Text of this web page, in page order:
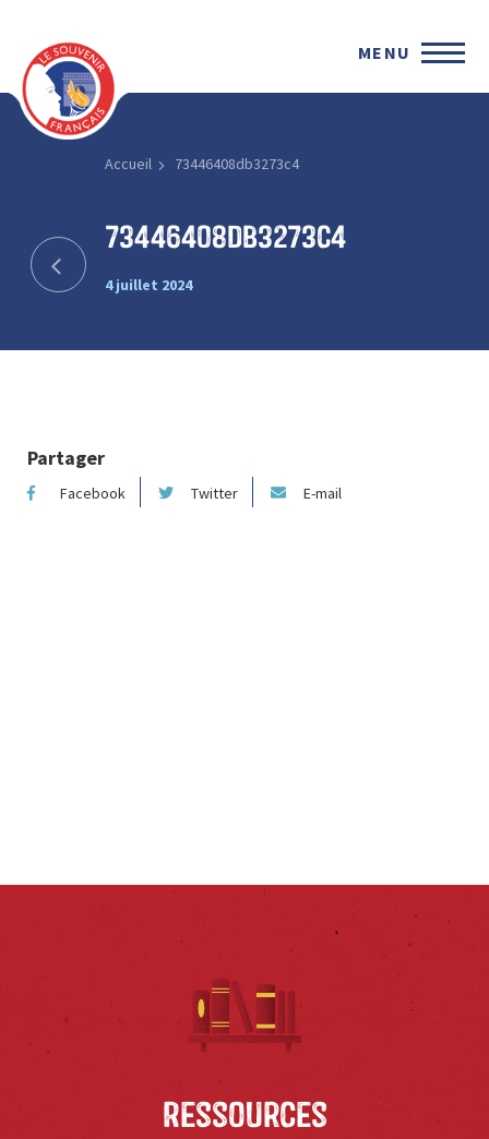
MENU
Accueil 73446408db3273c4
73446408db3273c4
4 juillet 2024
Partager
Facebook Twitter E-mail
Ressources